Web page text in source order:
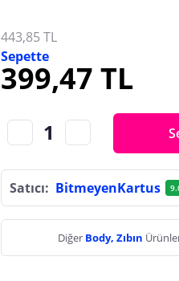
443,85 TL
Sepette
399,47 TL
Satıcı: BitmeyenKartus
Diğer Body, Zıbın